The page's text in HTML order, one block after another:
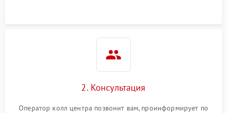
2. Консультация
Оператор колл центра позвонит вам, проинформирует по